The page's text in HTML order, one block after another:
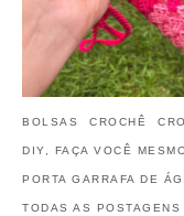
BOLSAS CROCHÊ
DIY, FAÇA VOCÊ
PORTA GARRAFA DE
TODAS AS POSTAGENS